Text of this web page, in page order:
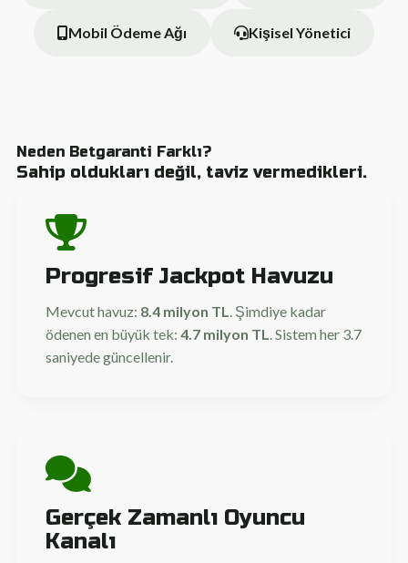
Mobil Ödeme Ağı Kişisel Yönetici
Neden Betgaranti Farklı?
Sahip oldukları değil, taviz vermedikleri.
Progresif Jackpot Havuzu
Mevcut havuz: 8.4 milyon TL. Şimdiye kadar
ödenen en büyük tek: 4.7 milyon TL. Sistem her 3.7
saniyede güncellenir.
Gerçek Zamanlı Oyuncu
Kanalı